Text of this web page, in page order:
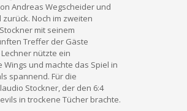
Andreas Wegscheider und
Noch im zweiten
mit seinem
Treffer der Gäste
nützte ein
und machte das Spiel in
spannend. Für die
Stockner, der den 6:4
in trockene Tücher brachte.